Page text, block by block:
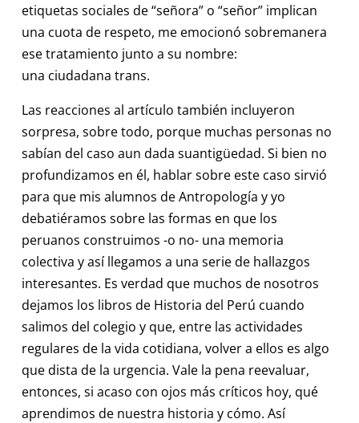
etiquetas sociales de “señora” o “señor” implican
una cuota de respeto, me emocionó sobremanera
ese tratamiento junto a su nombre:
una ciudadana trans.
Las reacciones al artículo también incluyeron
sorpresa, sobre todo, porque muchas personas no
sabían del caso aun dada suantigüedad. Si bien no
profundizamos en él, hablar sobre este caso sirvió
para que mis alumnos de Antropología y yo
debatiéramos sobre las formas en que los
peruanos construimos -o no- una memoria
colectiva y así llegamos a una serie de hallazgos
interesantes. Es verdad que muchos de nosotros
dejamos los libros de Historia del Perú cuando
salimos del colegio y que, entre las actividades
regulares de la vida cotidiana, volver a ellos es algo
que dista de la urgencia. Vale la pena reevaluar,
entonces, si acaso con ojos más críticos hoy, qué
aprendimos de nuestra historia y cómo. Así